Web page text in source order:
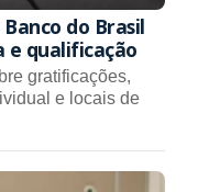
do Brasil
e qualificação
gratificações,
e locais de